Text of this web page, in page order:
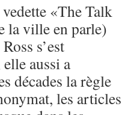
«The Talk
la ville en parle)
s’est
aussi a
décades la règle
les articles